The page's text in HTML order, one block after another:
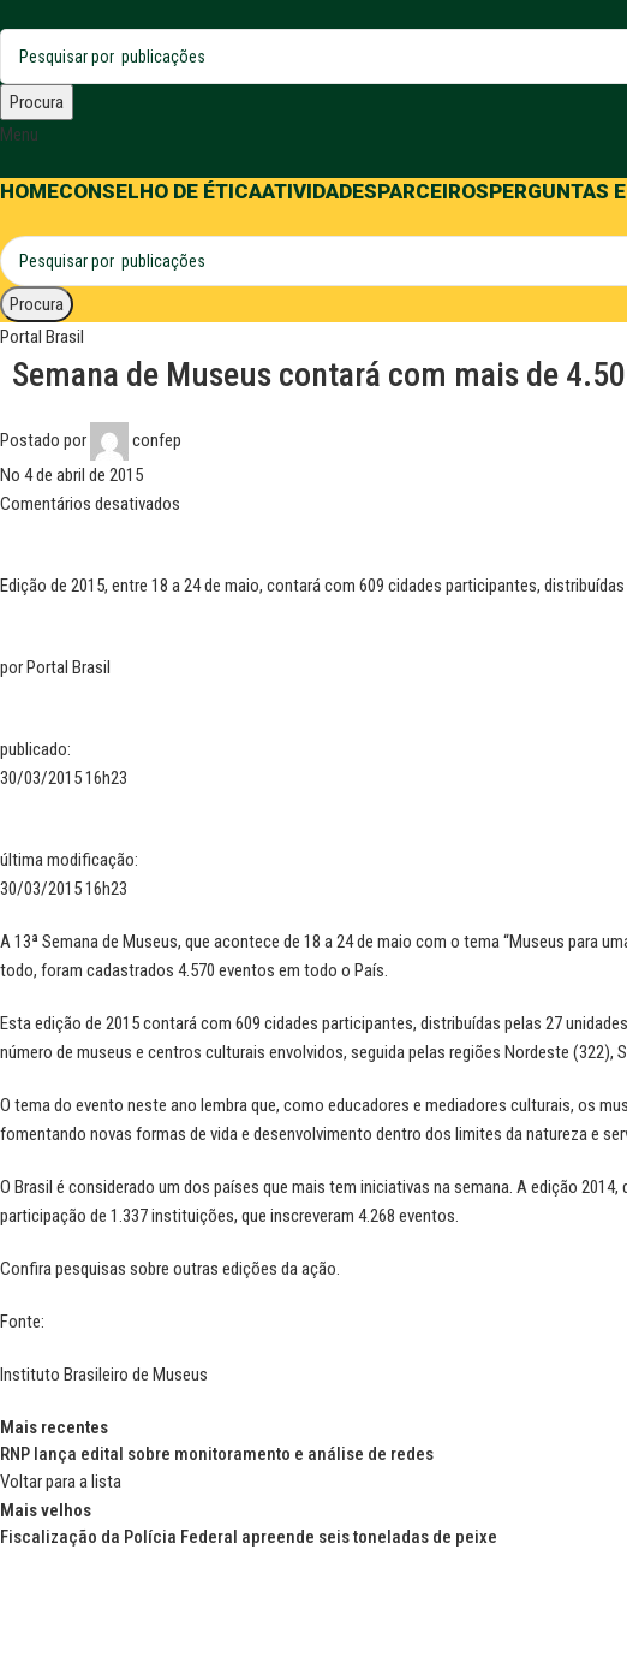
Procura
Menu
HOMECONSELHO DE ÉTICAATIVIDADESPARCEIROSPERGUNTAS
Procura
Portal Brasil
Semana de Museus contará com mais de
Postado por
confep
No 4 de abril de 2015
Comentários desativados
Edição de 2015, entre 18 a 24 de maio, contará com 609 cidades participantes,
porPortal Brasil
publicado:
30/03/2015 16h23
última modificação:
30/03/2015 16h23
A 13ª Semana de Museus, que acontece de 18 a 24 de maio com o tema “Museus para
todo, foram cadastrados 4.570 eventos em todo o País.
Esta edição de 2015 contará com 609 cidades participantes, distribuídas pelas 27
número de museus e centros culturais envolvidos, seguida pelas regiões Nordeste (322),
O tema do evento neste ano lembra que, como educadores e mediadores culturais, os
fomentando novas formas de vida e desenvolvimento dentro dos limites da natureza e
O Brasil é considerado um dos países que mais tem iniciativas na semana. A edição
participação de 1.337 instituições, que inscreveram 4.268 eventos.
Confira pesquisas sobre outras edições da ação.
Fonte:
Instituto Brasileiro de Museus
Mais recentes
RNP lança edital sobre monitoramento e análise de redes
Voltar para a lista
Mais velhos
Fiscalização da Polícia Federal apreende seis toneladas de peixe